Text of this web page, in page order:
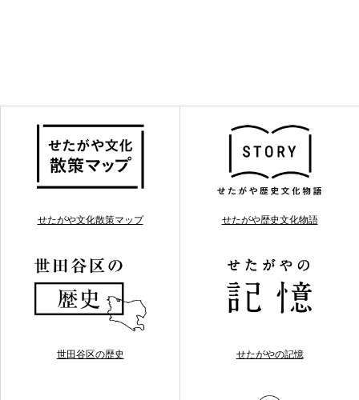
せたがや文化散策マップ せたがや歴史文化物語
世田谷区の歴史 せたがやの記憶